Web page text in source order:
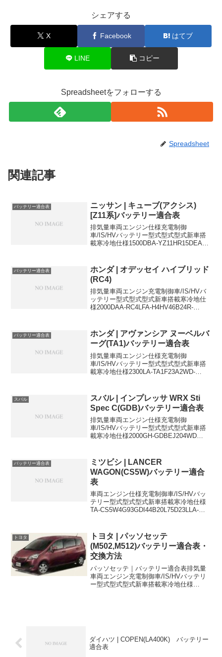
シェアする
X Facebook はてブ
LINE コピー
Spreadsheetをフォローする
Spreadsheet
関連記事
バッテリー適合表
ニッサン | キューブ(アクシス)
[Z11系]バッテリー適合表
排気量車両エンジン仕様充電制御
車/IS/HVバッテリー型式型式型式新車搭
載寒冷地仕様1500DBA-YZ11HR15DEAT
34B19L55B24L1400...
バッテリー適合表
ホンダ | オデッセイ ハイブリッド
(RC4)
排気量車両エンジン充電制御車/IS/HVバ
ッテリー型式型式型式新車搭載寒冷地仕
様2000DAA-RC4LFA-H4HV46B24R-
バッテリー適合表
ホンダ | アヴァンシア ヌーベルバ
ーグ(TA1)バッテリー適合表
排気量車両エンジン仕様充電制御
車/IS/HVバッテリー型式型式型式新車搭
載寒冷地仕様2300LA-TA1F23A2WD-
スバル
スバル | インプレッサ WRX Sti
Spec C(GDB)バッテリー適合表
排気量車両エンジン仕様充電制御
車/IS/HVバッテリー型式型式型式新車搭
載寒冷地仕様2000GH-GDBEJ204WD
バッテリー適合表
ミツビシ | LANCER
WAGON(CS5W)バッテリー適合
表
車両エンジン仕様充電制御車/IS/HVバッ
テリー型式型式型式新車搭載寒冷地仕様
TA-CS5W4G93GDI44B20L75D23LLA-
トヨタ
トヨタ | パッソセッテ
(M502,M512)バッテリー適合表・
交換方法
パッソセッテ｜バッテリー適合表排気量
車両エンジン充電制御車/IS/HVバッテリ
ー型式型式型式新車搭載寒冷地仕様
ダイハツ | COPEN(LA400K) バッテリー
適合表